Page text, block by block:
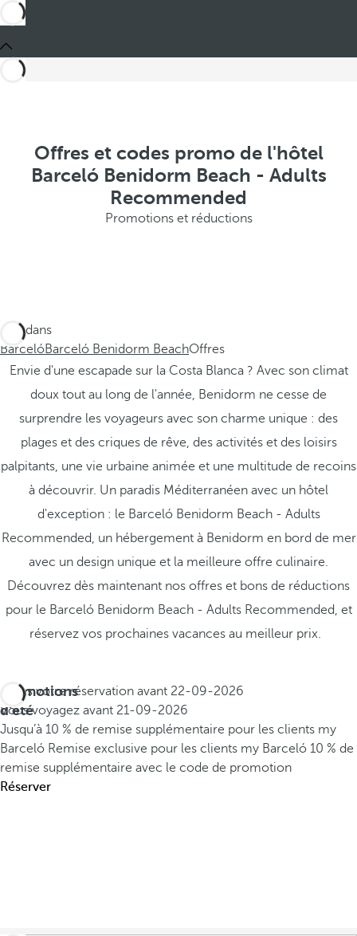
Offres et codes promo de l'hôtel
Barceló Benidorm Beach - Adults
Recommended
Promotions et réductions
Ces dans
BarcelóBarceló Benidorm BeachOffres
Envie d'une escapade sur la Costa Blanca ? Avec son climat
doux tout au long de l'année, Benidorm ne cesse de
surprendre les voyageurs avec son charme unique : des
plages et des criques de rêve, des activités et des loisirs
palpitants, une vie urbaine animée et une multitude de recoins
à découvrir. Un paradis Méditerranéen avec un hôtel
d'exception : le Barceló Benidorm Beach - Adults
Recommended, un hébergement à Benidorm en bord de mer
avec un design unique et la meilleure offre culinaire.
Découvrez dès maintenant nos offres et bons de réductions
pour le Barceló Benidorm Beach - Adults Recommended, et
réservez vos prochaines vacances au meilleur prix.
Promotions
d'été
Faites votre réservation avant 22-09-2026
Vous voyagez avant 21-09-2026
Jusqu’à 10 % de remise supplémentaire pour les clients my
Barceló Remise exclusive pour les clients my Barceló 10 % de
remise supplémentaire avec le code de promotion
Réserver